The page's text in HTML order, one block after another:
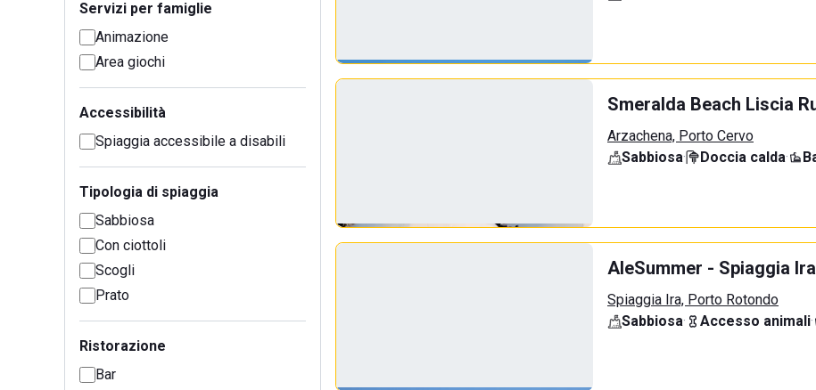
Servizi per famiglie
Animazione
Area giochi
Accessibilità
Spiaggia accessibile a disabili
Tipologia di spiaggia
Sabbiosa
Con ciottoli
Scogli
Prato
Ristorazione
Bar
Smeralda Beach Liscia
Arzachena, Porto Cervo
Sabbiosa· Doccia calda·
AleSummer - Spiaggia Ira
Spiaggia Ira, Porto Rotondo
Sabbiosa· Accesso animali·